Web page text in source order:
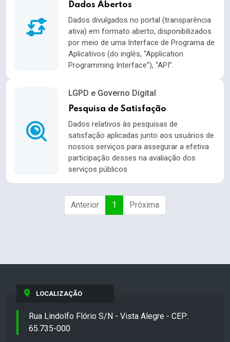
Dados Abertos
Dados divulgados no portal (transparência
ativa) em formato aberto, disponibilizados
por meio de uma Interface de Programa de
Aplicativos (do inglês, “Application
Programming Interface”), “API”.
LGPD e Governo Digital
Pesquisa de Satisfação
Dados relativos às pesquisas de
satisfação aplicadas junto aos usuários de
nossos serviços para assegurar a efetiva
participação desses na avaliação dos
serviços públicos
Anterior 1 Próxima
LOCALIZAÇÃO
Rua Lindolfo Flório S/N - Vista Alegre - CEP:
65.735-000